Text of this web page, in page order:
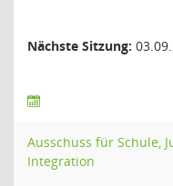
Nächste Sitzung:
Ausschuss für Schule,
Integration